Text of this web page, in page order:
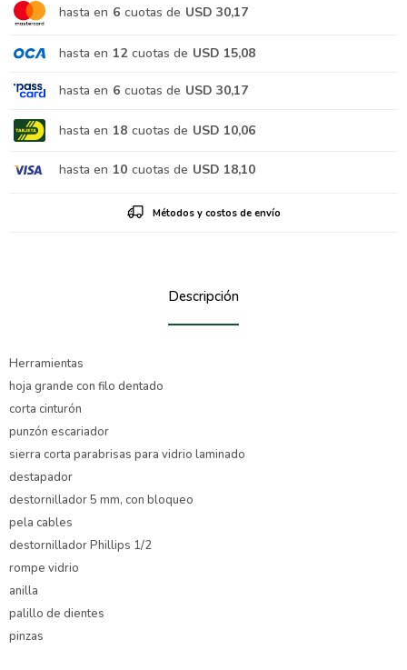
hasta en 6 cuotas de USD 30,17
hasta en 12 cuotas de USD 15,08
hasta en 6 cuotas de USD 30,17
hasta en 18 cuotas de USD 10,06
hasta en 10 cuotas de USD 18,10
Métodos y costos de envío
Descripción
Herramientas
hoja grande con filo dentado
corta cinturón
punzón escariador
sierra corta parabrisas para vidrio laminado
destapador
destornillador 5 mm, con bloqueo
pela cables
destornillador Phillips 1/2
rompe vidrio
anilla
palillo de dientes
pinzas